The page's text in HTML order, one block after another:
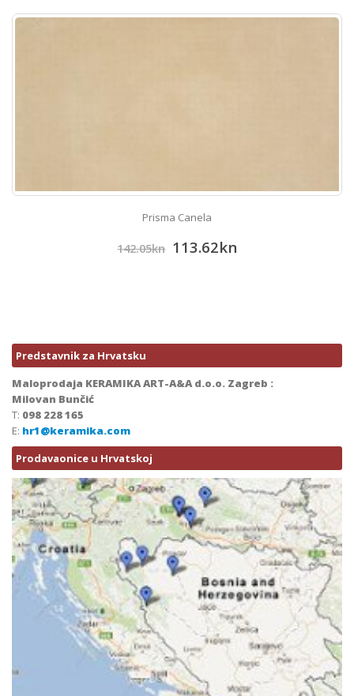
Prisma Canela
142.05kn 113.62kn
Predstavnik za Hrvatsku
Maloprodaja KERAMIKA ART-A&A d.o.o. Zagreb :
Milovan Bunčić
T: 098 228 165
E: hr1@keramika.com
Prodavaonice u Hrvatskoj